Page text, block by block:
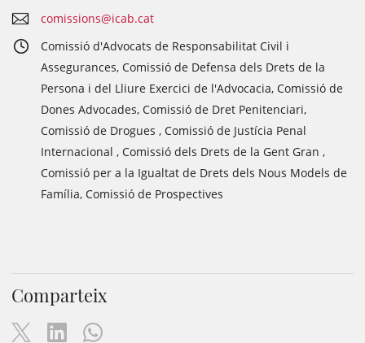
comissions@icab.cat
Comissió d'Advocats de Responsabilitat Civil i
Assegurances, Comissió de Defensa dels Drets de la
Persona i del Lliure Exercici de l'Advocacia, Comissió de
Dones Advocades, Comissió de Dret Penitenciari,
Comissió de Drogues , Comissió de Justícia Penal
Internacional , Comissió dels Drets de la Gent Gran ,
Comissió per a la Igualtat de Drets dels Nous Models de
Família, Comissió de Prospectives
Comparteix